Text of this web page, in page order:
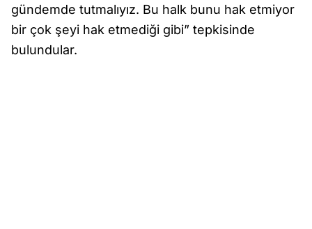
gündemde tutmalıyız. Bu halk bunu hak etmiyor
bir çok şeyi hak etmediği gibi” tepkisinde
bulundular.